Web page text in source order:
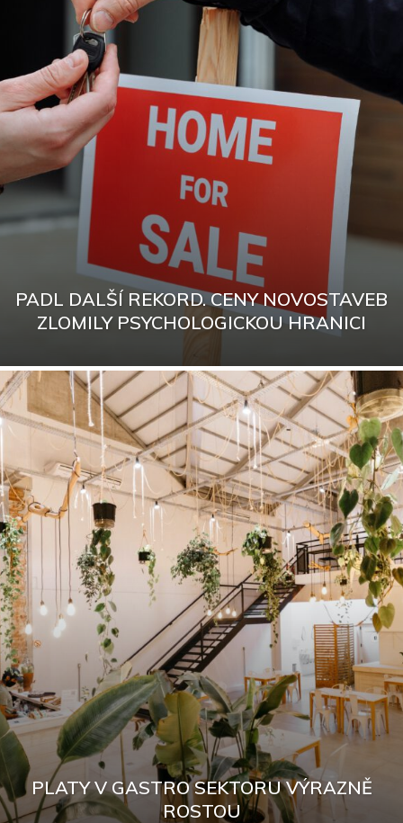
PADL DALŠÍ REKORD. CENY NOVOSTAVEB
ZLOMILY PSYCHOLOGICKOU HRANICI
PLATY V GASTRO SEKTORU VÝRAZNĚ
ROSTOU